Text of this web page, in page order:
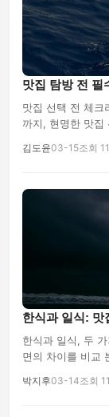
맛집 탐방 전 필
맛집 선택 전 체크
까지, 현명한 맛집
김도윤03-15조회
한식과 일식: 맛
한식과 일식, 두
면의 차이를 비교
박지후03-14조회